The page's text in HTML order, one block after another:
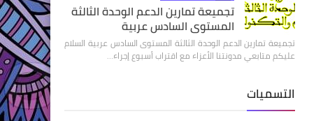
تجميعة تمارين الدعم الوحدة الثالثة
المستوى السادس عربية
تجميعة تمارين الدعم الوحدة الثالثة المستوى السادس عربية السلام
عليكم متابعي مدونتنا الأعزاء مع اقتراب أسبوع إجراء…
التسميات